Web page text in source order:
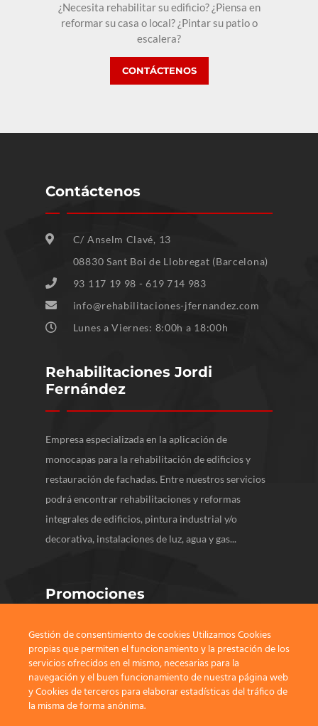
¿Necesita rehabilitar su edificio? ¿Piensa en
reformar su casa o local? ¿Pintar su patio o
escalera?
CONTÁCTENOS
Contáctenos
C/ Anselm Clavé, 13
08830 Sant Boi de Llobregat (Barcelona)
93 117 19 98 - 619 714 983
info@rehabilitaciones-jfernandez.com
Lunes a Viernes: 8:00h a 18:00h
Rehabilitaciones Jordi
Fernández
Empresa especializada en la aplicación de
monocapas para la rehabilitación de edificios y
restauración de fachadas. Entre nuestros servicios
podrá encontrar rehabilitaciones y reformas
integrales de edificios, pintura industrial y/o
decorativa, instalaciones de luz, agua y gas...
Promociones
Gestión de consentimiento de cookies Utilizamos Cookies
propias que permiten el funcionamiento y la prestación de los
servicios ofrecidos en el mismo, necesarias para la
navegación y el buen funcionamiento de nuestra página web
y Cookies de terceros para elaborar estadísticas del tráfico de
la misma de forma anónima.